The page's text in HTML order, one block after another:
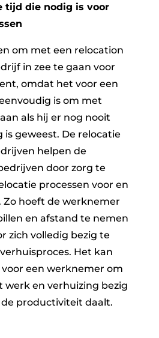
tijd die nodig is voor
om met een relocation
in zee te gaan voor
omdat het voor een
is om met
als hij er nog nooit
is geweest. De relocatie
helpen de
door zorg te
processen voor en
Zo hoeft de werknemer
en afstand te nemen
zich volledig bezig te
Het kan
voor een werknemer om
en verhuizing bezig
productiviteit daalt.